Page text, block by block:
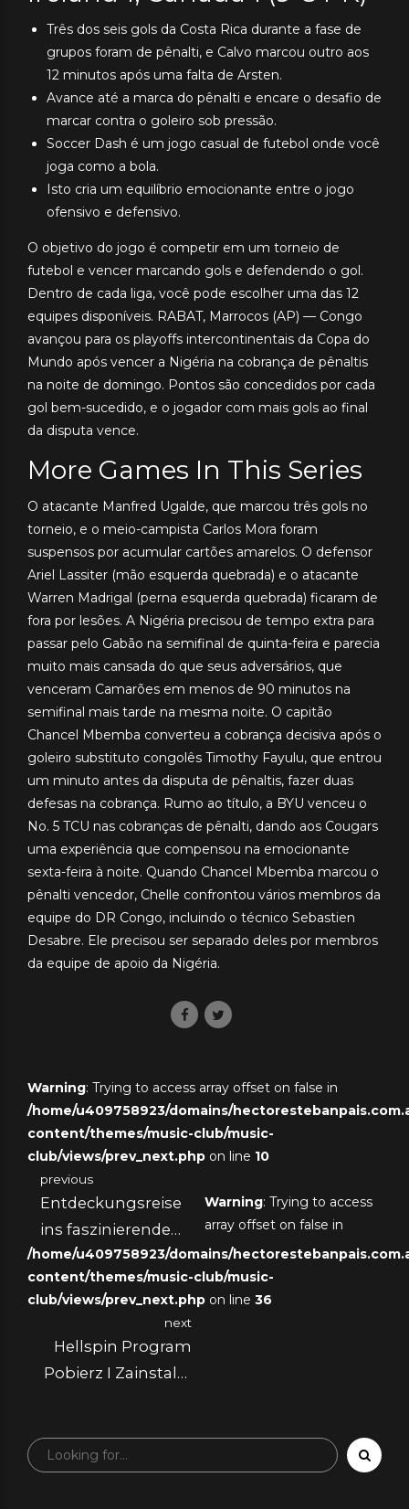
Três dos seis gols da Costa Rica durante a fase de
grupos foram de pênalti, e Calvo marcou outro aos
12 minutos após uma falta de Arsten.
Avance até a marca do pênalti e encare o desafio de
marcar contra o goleiro sob pressão.
Soccer Dash é um jogo casual de futebol onde você
joga como a bola.
Isto cria um equilíbrio emocionante entre o jogo
ofensivo e defensivo.
O objetivo do jogo é competir em um torneio de
futebol e vencer marcando gols e defendendo o gol.
Dentro de cada liga, você pode escolher uma das 12
equipes disponíveis. RABAT, Marrocos (AP) — Congo
avançou para os playoffs intercontinentais da Copa do
Mundo após vencer a Nigéria na cobrança de pênaltis
na noite de domingo. Pontos são concedidos por cada
gol bem-sucedido, e o jogador com mais gols ao final
da disputa vence.
More Games In This Series
O atacante Manfred Ugalde, que marcou três gols no
torneio, e o meio-campista Carlos Mora foram
suspensos por acumular cartões amarelos. O defensor
Ariel Lassiter (mão esquerda quebrada) e o atacante
Warren Madrigal (perna esquerda quebrada) ficaram de
fora por lesões. A Nigéria precisou de tempo extra para
passar pelo Gabão na semifinal de quinta-feira e parecia
muito mais cansada do que seus adversários, que
venceram Camarões em menos de 90 minutos na
semifinal mais tarde na mesma noite. O capitão
Chancel Mbemba converteu a cobrança decisiva após o
goleiro substituto congolês Timothy Fayulu, que entrou
um minuto antes da disputa de pênaltis, fazer duas
defesas na cobrança. Rumo ao título, a BYU venceu o
No. 5 TCU nas cobranças de pênalti, dando aos Cougars
uma experiência que compensou na emocionante
sexta-feira à noite. Quando Chancel Mbemba marcou o
pênalti vencedor, Chelle confrontou vários membros da
equipe do DR Congo, incluindo o técnico Sebastien
Desabre. Ele precisou ser separado deles por membros
da equipe de apoio da Nigéria.
Warning: Trying to access array offset on false in
/home/u409758923/domains/
content/themes/music-club/music-
club/views/prev_next.php on line 10
previous
Entdeckungsreise
ins faszinierende
Reich des AmunRa
Casinos
Warning: Trying to access
array offset on false in
/home/u409758923/domains/
content/themes/music-club/music-
club/views/prev_next.php on line 36
next
Hellspin Program
Pobierz I Zainstaluj